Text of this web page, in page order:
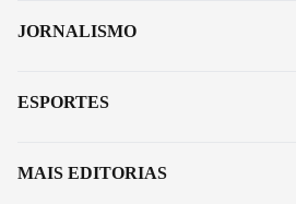
JORNALISMO
ESPORTES
MAIS EDITORIAS